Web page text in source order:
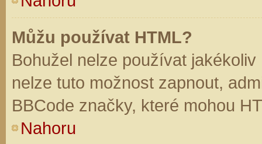
Můžu používat HTML?
Bohužel nelze používat
nelze tuto možnost zapnout,
BBCode značky, které mohou
Nahoru